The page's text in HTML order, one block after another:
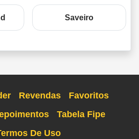
Saveiro
Revendas
Favoritos
Tabela Fipe
De Uso